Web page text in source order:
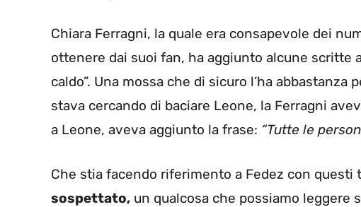
Chiara Ferragni, la quale era consapevole dei
ottenere dai suoi fan, ha aggiunto alcune scritte
caldo”. Una mossa che di sicuro l’ha
stava cercando di baciare Leone, la Ferragni
a Leone, aveva aggiunto la frase: “Tutte le
Che stia facendo riferimento a Fedez con
sospettato, un qualcosa che possiamo leggere